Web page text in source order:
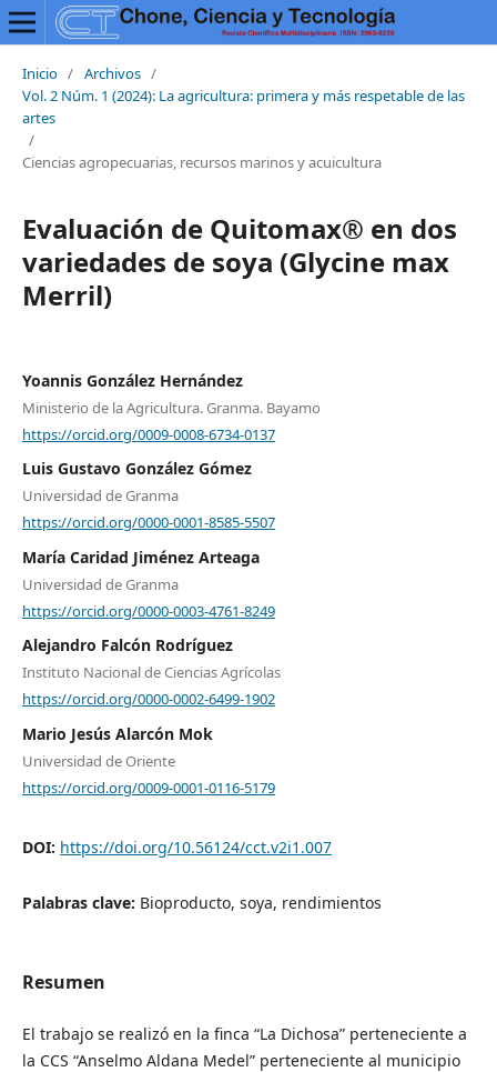
Inicio / Archivos /
Vol. 2 Núm. 1 (2024): La agricultura: primera y más respetable de las
artes
/
Ciencias agropecuarias, recursos marinos y acuicultura
Evaluación de Quitomax® en dos
variedades de soya (Glycine max
Merril)
Yoannis González Hernández
Ministerio de la Agricultura. Granma. Bayamo
https://orcid.org/0009-0008-6734-0137
Luis Gustavo González Gómez
Universidad de Granma
https://orcid.org/0000-0001-8585-5507
María Caridad Jiménez Arteaga
Universidad de Granma
https://orcid.org/0000-0003-4761-8249
Alejandro Falcón Rodríguez
Instituto Nacional de Ciencias Agrícolas
https://orcid.org/0000-0002-6499-1902
Mario Jesús Alarcón Mok
Universidad de Oriente
https://orcid.org/0009-0001-0116-5179
DOI: https://doi.org/10.56124/cct.v2i1.007
Palabras clave: Bioproducto, soya, rendimientos
Resumen
El trabajo se realizó en la finca “La Dichosa” perteneciente a
la CCS “Anselmo Aldana Medel” perteneciente al municipio